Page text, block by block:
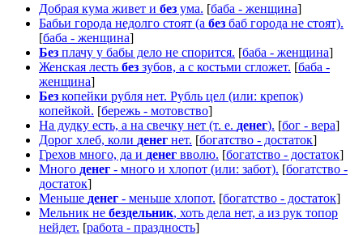
Добрая кума живет и без ума. [баба - женщина]
Бабьи города недолго стоят (а без баб города не стоят).
[баба - женщина]
Без плачу у бабы дело не спорится. [баба - женщина]
Женская лесть без зубов, а с костьми сгложет. [баба -
женщина]
Без копейки рубля нет. Рубль цел (или: крепок)
копейкой. [бережь - мотовство]
На дудку есть, а на свечку нет (т. е. денег). [бог - вера]
Дорог хлеб, коли денег нет. [богатство - достаток]
Грехов много, да и денег вволю. [богатство - достаток]
Много денег - много и хлопот (или: забот). [богатство -
достаток]
Меньше денег - меньше хлопот. [богатство - достаток]
Мельник не бездельник, хоть дела нет, а из рук топор
нейдет. [работа - праздность]